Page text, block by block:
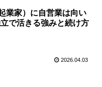
業家）に自営業は向い
で活きる強みと続け方
2026.04.03